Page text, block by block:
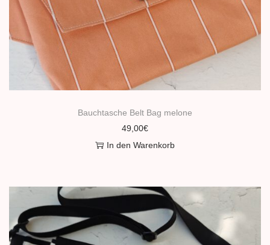
Bauchtasche Belt Bag melone
49,00€
In den Warenkorb